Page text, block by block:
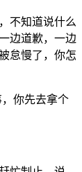
不知道说什么
边道歉，一边
怠慢了，你怎
你先去拿个